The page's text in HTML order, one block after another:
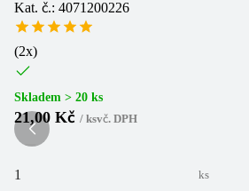
Kat. č.: 4071200226
(2x)
Skladem > 20 ks
21,00 Kč / ksvč. DPH
ks